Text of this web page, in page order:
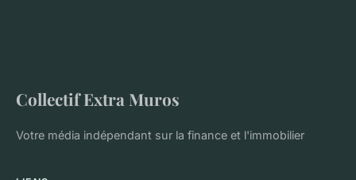
Collectif Extra Muros
Votre média indépendant sur la finance et l'immobilier